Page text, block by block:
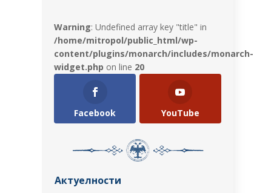
Warning: Undefined array key "title" in
/home/mitropol/public_html/wp-
content/plugins/monarch/includes/monarch-
widget.php on line 20
Facebook YouTube
Актуелности